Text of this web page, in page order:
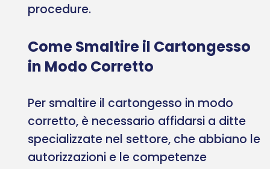
procedure.
Come Smaltire il Cartongesso
in Modo Corretto
Per smaltire il cartongesso in modo
corretto, è necessario affidarsi a ditte
specializzate nel settore, che abbiano le
autorizzazioni e le competenze